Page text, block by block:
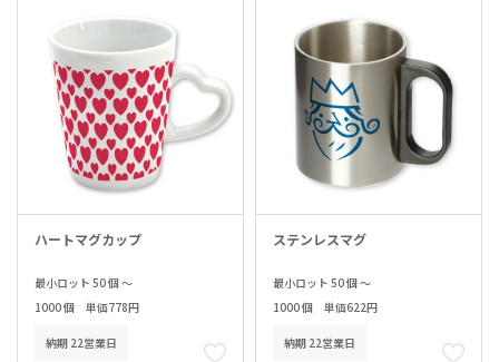
ハートマグカップ
最小ロット 50 個 ～
1000 個 単価778円
納期 22営業日
ステンレスマグ
最小ロット 50 個 ～
1000 個 単価622円
納期 22営業日